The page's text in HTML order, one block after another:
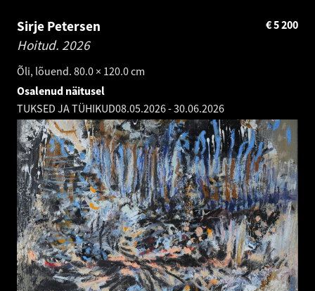
Sirje Petersen
Hoitud. 2026
Õli, lõuend. 80.0 × 120.0 cm
5 200
€
Osalenud näitusel
TUKSED JA TÜHIKUD08.05.2026-30.06.2026